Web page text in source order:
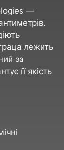
—
лежить
за
її якість